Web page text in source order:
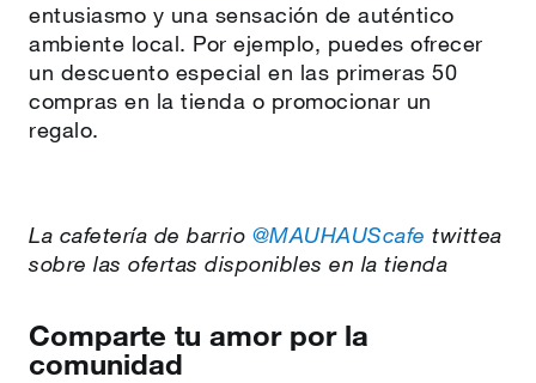
entusiasmo y una sensación de auténtico
ambiente local. Por ejemplo, puedes ofrecer
un descuento especial en las primeras 50
compras en la tienda o promocionar un
regalo.
La cafetería de barrio @MAUHAUScafe twittea
sobre las ofertas disponibles en la tienda
Comparte tu amor por la
comunidad